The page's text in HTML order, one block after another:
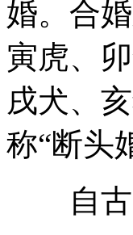
婚。合
寅虎、
戌犬、
称“断头
自古